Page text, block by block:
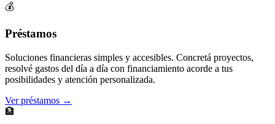
💰
Préstamos
Soluciones financieras simples y accesibles. Concretá proyectos,
resolvé gastos del día a día con financiamiento acorde a tus
posibilidades y atención personalizada.
Ver préstamos →
🏦